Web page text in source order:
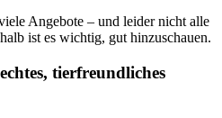
Angebote – und leider nicht alle
ist es wichtig, gut hinzuschauen.
tierfreundliches